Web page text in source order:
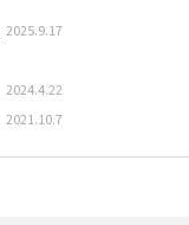
2025.9.17
2024.4.22
2021.10.7